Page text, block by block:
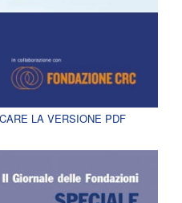
LA VERSIONE PDF